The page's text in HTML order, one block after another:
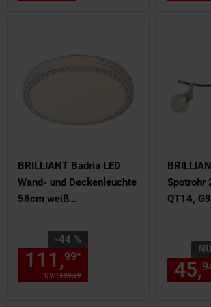
BRILLIANT Badria LED
Wand- und Deckenleuchte
58cm weiß
hten,-funktional | 1x 60W
LED integriert,
(Lichtstrom: 4800lm,
Lichtfarbe: 3000-6000K) |
-44 %
Sie Sparen 44 Prozent,
UVP199,99
111,99* Aktueller
Spotrohr
QT14,
45,